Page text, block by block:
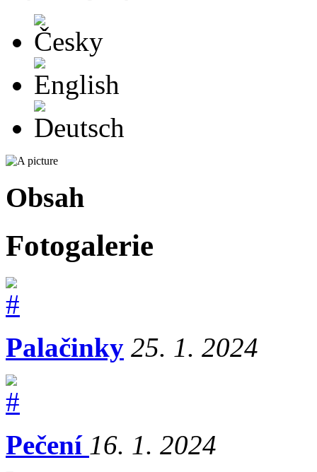
Obsah
Fotogalerie
Palačinky 25. 1. 2024
Pečení 16. 1. 2024